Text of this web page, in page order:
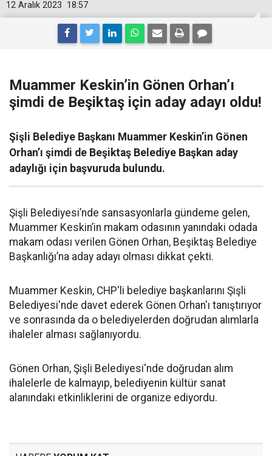
18:57
12 Aralık 2023
Muammer Keskin’in Gönen Orhan’ı
şimdi de Beşiktaş için aday adayı oldu!
Şişli Belediye Başkanı Muammer Keskin’in Gönen
Orhan’ı şimdi de Beşiktaş Belediye Başkan aday
adaylığı için başvuruda bulundu.
Şişli Belediyesi’nde sansasyonlarla gündeme gelen,
Muammer Keskin’in makam odasının yanındaki odada
makam odası verilen Gönen Orhan, Beşiktaş Belediye
Başkanlığı’na aday adayı olması dikkat çekti.
Muammer Keskin, CHP'li belediye başkanlarını Şişli
Belediyesi'nde davet ederek Gönen Orhan'ı tanıştırıyor
ve sonrasında da o belediyelerden doğrudan alımlarla
ihaleler alması sağlanıyordu.
Gönen Orhan, Şişli Belediyesi'nde doğrudan alım
ihalelerle de kalmayıp, belediyenin kültür sanat
alanındaki etkinliklerini de organize ediyordu.